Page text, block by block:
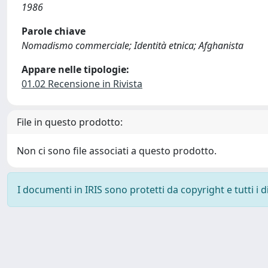
1986
Parole chiave
Nomadismo commerciale; Identità etnica; Afghanista
Appare nelle tipologie:
01.02 Recensione in Rivista
File in questo prodotto:
Non ci sono file associati a questo prodotto.
I documenti in IRIS sono protetti da copyright e tutti i